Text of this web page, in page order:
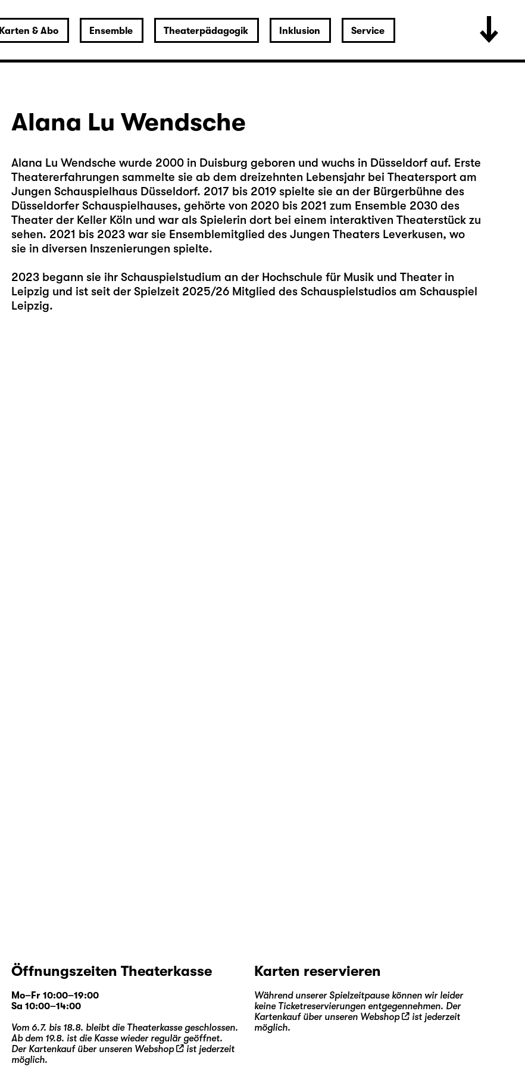
Karten & Abo Ensemble Theaterpädagogik Inklusion Service
Alana Lu Wendsche
Alana Lu Wendsche wurde 2000 in Duisburg geboren und wuchs in Düsseldorf auf. Erste
Theatererfahrungen sammelte sie ab dem dreizehnten Lebensjahr bei Theatersport am
Jungen Schauspielhaus Düsseldorf. 2017 bis 2019 spielte sie an der Bürgerbühne des
Düsseldorfer Schauspielhauses, gehörte von 2020 bis 2021 zum Ensemble 2030 des
Theater der Keller Köln und war als Spielerin dort bei einem interaktiven Theaterstück zu
sehen. 2021 bis 2023 war sie Ensemblemitglied des Jungen Theaters Leverkusen, wo
sie in diversen Inszenierungen spielte.
2023 begann sie ihr Schauspielstudium an der Hochschule für Musik und Theater in
Leipzig und ist seit der Spielzeit 2025/26 Mitglied des Schauspielstudios am Schauspiel
Leipzig.
Öffnungszeiten Theaterkasse
Mo–Fr 10:00–19:00
Sa 10:00–14:00
Vom 6.7. bis 18.8. bleibt die Theaterkasse geschlossen.
Ab dem 19.8. ist die Kasse wieder regulär geöffnet.
Der Kartenkauf über unseren Webshop
ist jederzeit
möglich.
Karten reservieren
Während unserer Spielzeitpause können wir leider
keine Ticketreservierungen entgegennehmen. Der
Kartenkauf über unseren Webshop
ist jederzeit
möglich.